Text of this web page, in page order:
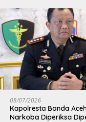
08/07/2026
Kapolresta Banda
Narkoba Diperiksa